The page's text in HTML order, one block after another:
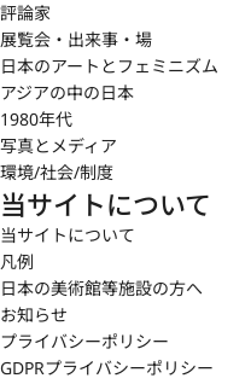
評論家
展覧会・出来事・場
日本のアートとフェミニズム
アジアの中の日本
1980年代
写真とメディア
環境/社会/制度
当サイトについて
当サイトについて
凡例
日本の美術館等施設の方へ
お知らせ
プライバシーポリシー
GDPRプライバシーポリシー